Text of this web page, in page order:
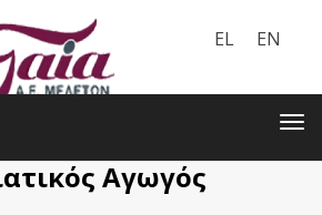
EL EN
Αγωγός